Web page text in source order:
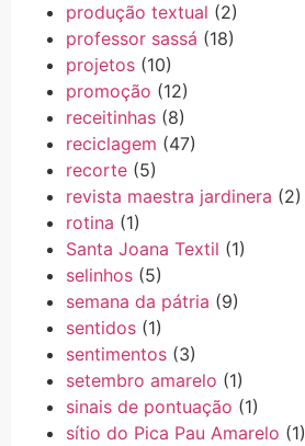
produção textual (2)
professor sassá (18)
projetos (10)
promoção (12)
receitinhas (8)
reciclagem (47)
recorte (5)
revista maestra jardinera (2)
rotina (1)
Santa Joana Textil (1)
selinhos (5)
semana da pátria (9)
sentidos (1)
sentimentos (3)
setembro amarelo (1)
sinais de pontuação (1)
sítio do Pica Pau Amarelo (1)